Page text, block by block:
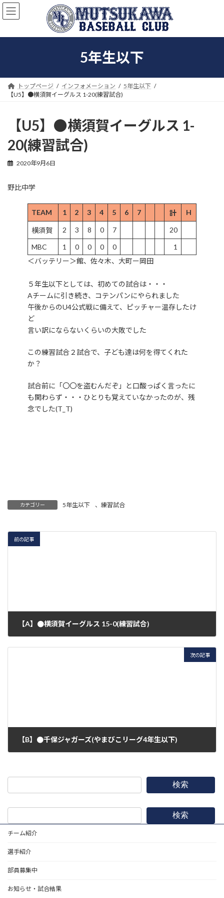
コ
ン
ナ
ビ
5年生以下
トップページ インフォメーション
5年生以下
【U5】●横須賀イーグルス 1-20(練習試合)
【U5】●横須賀イーグルス 1-
20(練習試合)
2020年9月6日
野比中学
TEAM 1 2 3 4 5 6 7 計 H
横須賀 2 3 8 0 7
20
MBC
1 0 0 0 0
1
＜バッテリー＞館、佐々木、大町ー岡田
５年生以下としては、初めての試合は・・・
Aチームに引き続き、コテンパンにやられました
午後からのU4公式戦に備えて、ピッチャー温存したけ
ど
言い訳にならないくらいの大敗でした
この練習試合２試合で、子ども達は何を得てくれた
か？
試合前に「〇〇を盗むんだぞ」と口酸っぱく言ったに
も関わらず・・・ひとりも覚えていなかったのが、残
念でした(T_T)
カテゴリー 5年生以下 、 練習試合
前の記事
【A】●横須賀イーグルス 15-0(練習試合)
次の記事
【B】●千保ジャガーズ(やまびこリーグ4年生以下)
検索
検索
チーム紹介
選手紹介
部員募集中
お知らせ・試合結果